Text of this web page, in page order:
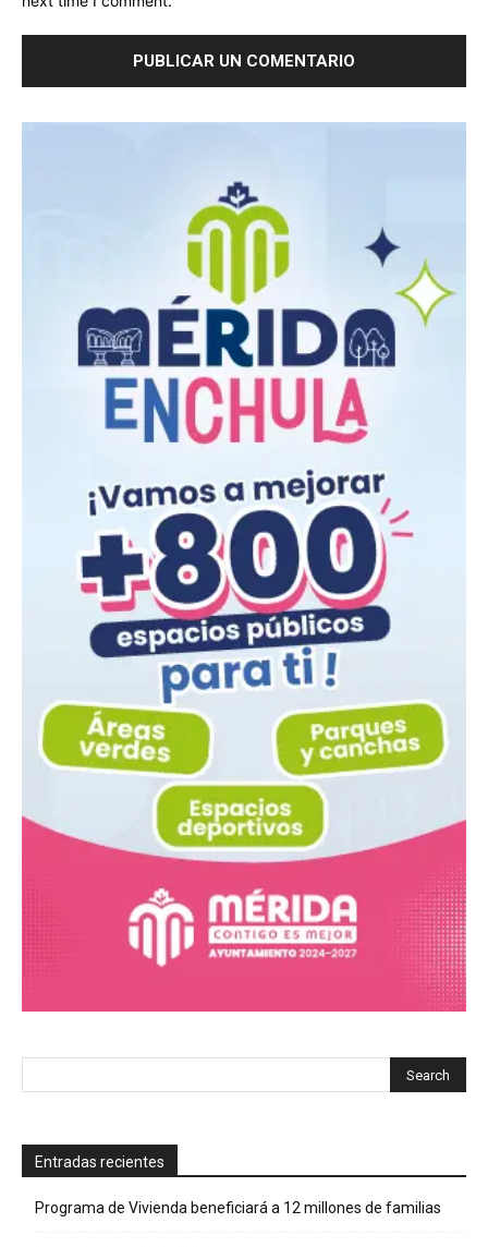
Entradas recientes
Programa de Vivienda beneficiará a 12 millones de familias